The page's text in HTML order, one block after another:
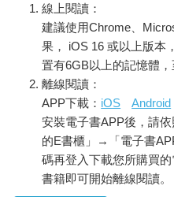
線上閱讀：
建議使用Chrome、
果， iOS 16 或以上版本
置有6GB以上的記憶體，
離線閱讀：
APP下載： iOS
Android
安裝電子書APP後，請
的E書櫃」→「電子書
碼再登入下載您所購買
書籍即可開始離線閱讀。